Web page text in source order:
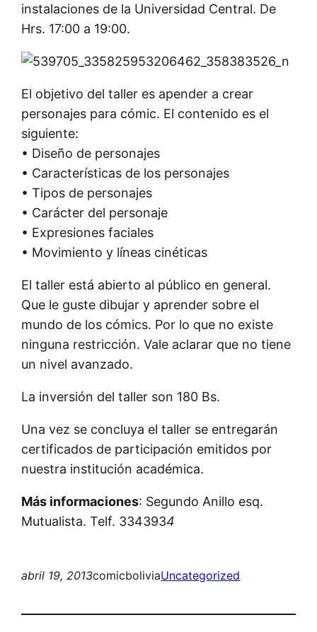
instalaciones de la Universidad Central. De
Hrs. 17:00 a 19:00.
El objetivo del taller es apender a crear
personajes para cómic. El contenido es el
siguiente:
• Diseño de personajes
• Características de los personajes
• Tipos de personajes
• Carácter del personaje
• Expresiones faciales
• Movimiento y líneas cinéticas
El taller está abierto al público en general.
Que le guste dibujar y aprender sobre el
mundo de los cómics. Por lo que no existe
ninguna restricción. Vale aclarar que no tiene
un nivel avanzado.
La inversión del taller son 180 Bs.
Una vez se concluya el taller se entregarán
certificados de participación emitidos por
nuestra institución académica.
Más informaciones: Segundo Anillo esq.
Mutualista. Telf. 3343934
abril 19, 2013comicboliviaUncategorized